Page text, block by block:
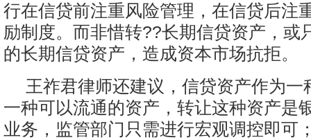
行在信贷前注重风险管理，在信贷后注
励制度。而非惜转??长期信贷资产，或
的长期信贷资产，造成资本市场抗拒。
王祚君律师还建议，信贷资产作为一
一种可以流通的资产，转让这种资产是
业务，监管部门只需进行宏观调控即可